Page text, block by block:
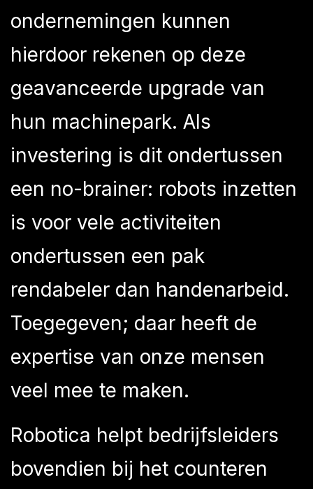
ondernemingen kunnen
hierdoor rekenen op deze
geavanceerde upgrade van
hun machinepark. Als
investering is dit ondertussen
een no-brainer: robots inzetten
is voor vele activiteiten
ondertussen een pak
rendabeler dan handenarbeid.
Toegegeven; daar heeft de
expertise van onze mensen
veel mee te maken.
Robotica helpt bedrijfsleiders
bovendien bij het counteren